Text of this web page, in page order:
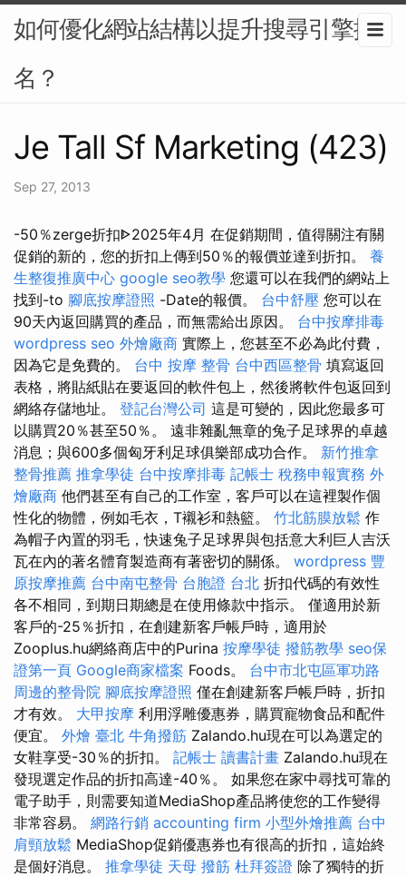
如何優化網站結構以提升搜尋引擎排
名？
Je Tall Sf Marketing (423)
Sep 27, 2013
-50％zerge折扣ᐈ2025年4月 在促銷期間，值得關注有關
促銷的新的，您的折扣上傳到50％的報價並達到折扣。 養
生整復推廣中心 google seo教學 您還可以在我們的網站上
找到-to 腳底按摩證照 -Date的報價。 台中舒壓 您可以在
90天內返回購買的產品，而無需給出原因。 台中按摩排毒
wordpress seo 外燴廠商 實際上，您甚至不必為此付費，
因為它是免費的。 台中 按摩 整骨 台中西區整骨 填寫返回
表格，將貼紙貼在要返回的軟件包上，然後將軟件包返回到
網絡存儲地址。 登記台灣公司 這是可變的，因此您最多可
以購買20％甚至50％。 遠非雜亂無章的兔子足球界的卓越
消息；與600多個匈牙利足球俱樂部成功合作。 新竹推拿
整骨推薦 推拿學徒 台中按摩排毒 記帳士 稅務申報實務 外
燴廠商 他們甚至有自己的工作室，客戶可以在這裡製作個
性化的物體，例如毛衣，T襯衫和熱籃。 竹北筋膜放鬆 作
為帽子內置的羽毛，快速兔子足球界與包括意大利巨人吉沃
瓦在內的著名體育製造商有著密切的關係。 wordpress 豐
原按摩推薦 台中南屯整骨 台胞證 台北 折扣代碼的有效性
各不相同，到期日期總是在使用條款中指示。 僅適用於新
客戶的-25％折扣，在創建新客戶帳戶時，適用於
Zooplus.hu網絡商店中的Purina 按摩學徒 撥筋教學 seo保
證第一頁 Google商家檔案 Foods。 台中市北屯區軍功路
周邊的整骨院 腳底按摩證照 僅在創建新客戶帳戶時，折扣
才有效。 大甲按摩 利用浮雕優惠券，購買寵物食品和配件
便宜。 外燴 臺北 牛角撥筋 Zalando.hu現在可以為選定的
女鞋享受-30％的折扣。 記帳士 讀書計畫 Zalando.hu現在
發現選定作品的折扣高達-40％。 如果您在家中尋找可靠的
電子助手，則需要知道MediaShop產品將使您的工作變得
非常容易。 網路行銷 accounting firm 小型外燴推薦 台中
肩頸放鬆 MediaShop促銷優惠券也有很高的折扣，這始終
是個好消息。 推拿學徒 天母 撥筋 杜拜簽證 除了獨特的折